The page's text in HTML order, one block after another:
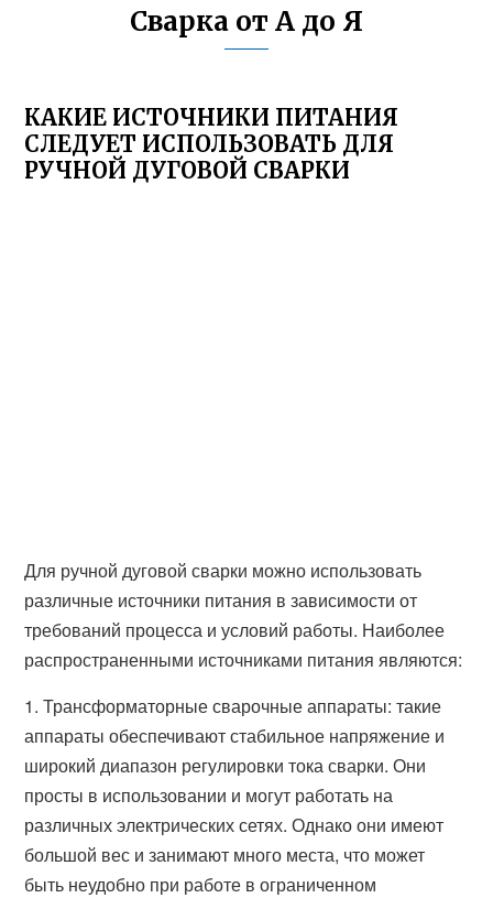
Сварка от А до Я
КАКИЕ ИСТОЧНИКИ ПИТАНИЯ
СЛЕДУЕТ ИСПОЛЬЗОВАТЬ ДЛЯ
РУЧНОЙ ДУГОВОЙ СВАРКИ
Для ручной дуговой сварки можно использовать
различные источники питания в зависимости от
требований процесса и условий работы. Наиболее
распространенными источниками питания являются:
1. Трансформаторные сварочные аппараты: такие
аппараты обеспечивают стабильное напряжение и
широкий диапазон регулировки тока сварки. Они
просты в использовании и могут работать на
различных электрических сетях. Однако они имеют
большой вес и занимают много места, что может
быть неудобно при работе в ограниченном